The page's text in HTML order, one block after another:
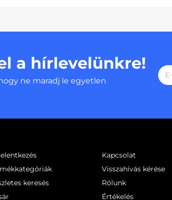
a hírlevelünkre!
ne maradj le egyetlen
keresés
Kapcsolat
Visszahívás kérése
Rólunk
Értékelés